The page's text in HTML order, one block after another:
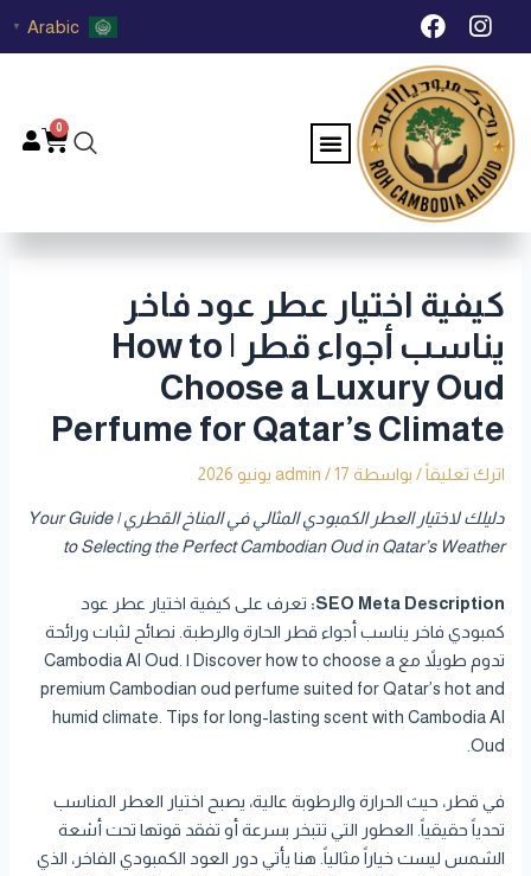
تخطي I
n
s
t
a
g
r
a
m
F
a
c
e
b
o
o
k
Arabic
▼
Menu
0
كيفية اختيار عطر عود فاخر
يناسب أجواء قطر | How to
Choose a Luxury Oud
Perfume for Qatar’s Climate
اترك تعليقاً / بواسطة admin /17 يونيو 2026
دليلك لاختيار العطر الكمبودي المثالي في المناخ القطري | Your Guide
to Selecting the Perfect Cambodian Oud in Qatar’s Weather
SEO Meta Description: تعرف على كيفية اختيار عطر عود
كمبودي فاخر يناسب أجواء قطر الحارة والرطبة. نصائح لثبات ورائحة
تدوم طويلاً مع Cambodia Al Oud. | Discover how to choose a
premium Cambodian oud perfume suited for Qatar’s hot and
humid climate. Tips for long-lasting scent with Cambodia Al
Oud.
في قطر، حيث الحرارة والرطوبة عالية، يصبح اختيار العطر المناسب
تحدياً حقيقياً. العطور التي تتبخر بسرعة أو تفقد قوتها تحت أشعة
الشمس ليست خياراً مثالياً. هنا يأتي دور العود الكمبودي الفاخر، الذي
Post
navigation